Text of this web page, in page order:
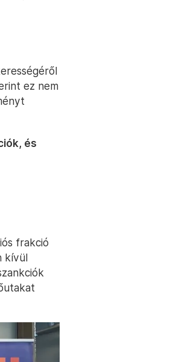
ez nem
és
frakció
kívül